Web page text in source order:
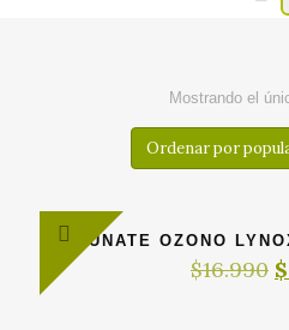
Mostrando el
GUNATE OZONO
$16.990 $